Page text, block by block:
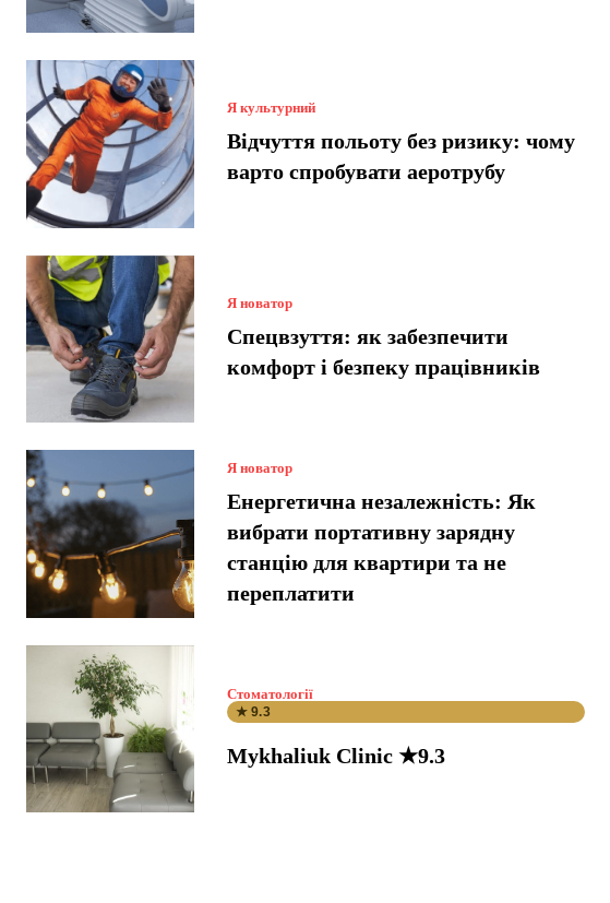
Я культурний
Відчуття польоту без ризику: чому
варто спробувати аеротрубу
Я новатор
Спецвзуття: як забезпечити
комфорт і безпеку працівників
Я новатор
Енергетична незалежність: Як
вибрати портативну зарядну
станцію для квартири та не
переплатити
Стоматології
★ 9.3
Mykhaliuk Clinic ★9.3